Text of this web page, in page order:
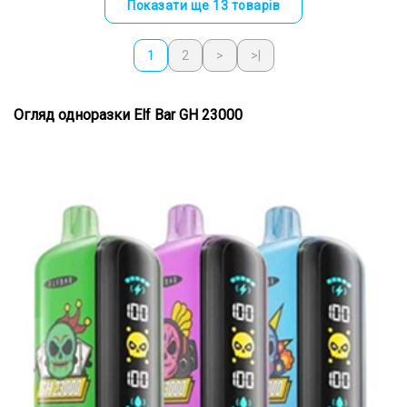
Показати ще 13 товарів
1 2 > >|
Огляд одноразки Elf Bar GH 23000